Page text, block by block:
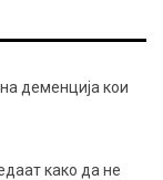
деменција кои
како да не